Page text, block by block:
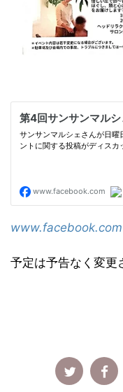
www.facebook.com
予定は予告なく変更